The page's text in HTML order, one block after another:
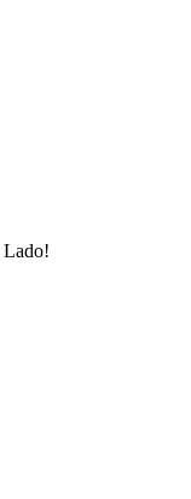
Lado!